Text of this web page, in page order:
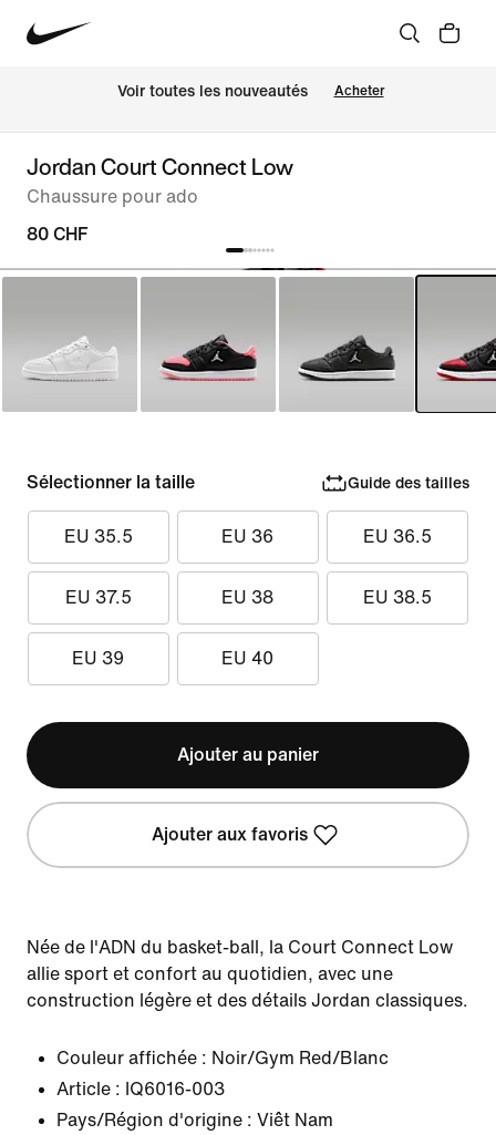
Voir toutes les nouveautés Acheter
Jordan Court Connect Low
Chaussure pour ado
80 CHF
Sélectionner la taille Guide des tailles
EU 35.5 EU 36 EU 36.5
EU 37.5 EU 38 EU 38.5
EU 39 EU 40
Ajouter au panier
Ajouter aux favoris
Née de l'ADN du basket-ball, la Court Connect Low
allie sport et confort au quotidien, avec une
construction légère et des détails Jordan classiques.
Couleur affichée : Noir/Gym Red/Blanc
Article : IQ6016-003
Pays/Région d'origine : Viêt Nam